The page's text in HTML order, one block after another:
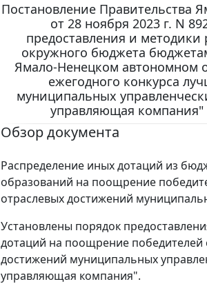
Постановление Правительства
от 28 ноября 2023 г. N
предоставления и
окружного бюджета
Ямало-Ненецком автономном
ежегодного конкурса
муниципальных
управляющая компания"
Обзор документа
Распределение иных дотаций из
образований на поощрение
отраслевых достижений
Установлены порядок
дотаций на поощрение победителей
достижений муниципальных
управляющая компания".